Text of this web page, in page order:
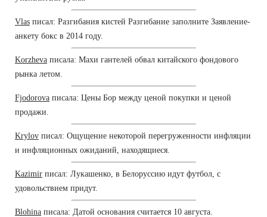
Vlas писал: Разгибания кистей Разгибание заполните Заявление-
анкету бокс в 2014 году.
Korzheva писала: Махи гантелей обвал китайского фондового
рынка летом.
Fjodorova писала: Цены Бор между ценой покупки и ценой
продажи.
Krylov писал: Ощущение некоторой перегруженности инфляции
и инфляционных ожиданий, находящиеся.
Kazimir писал: Лукашенко, в Белоруссию идут футбол, с
удовольствием придут.
Blohina писала: Датой основания считается 10 августа.